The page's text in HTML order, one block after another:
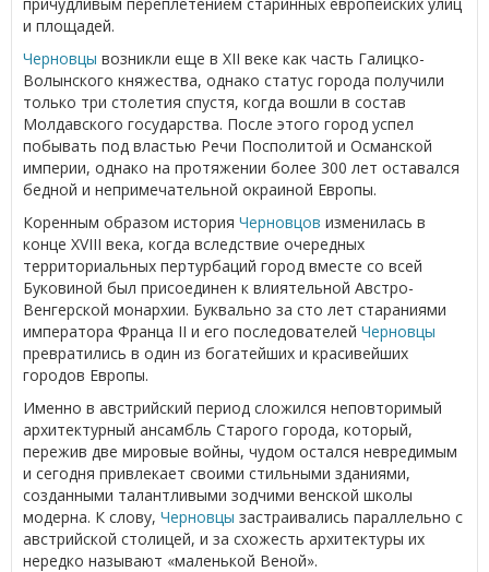
и площадей.
Черновцы возникли еще в XII веке как часть Галицко-
Волынского княжества, однако статус города получили
только три столетия спустя, когда вошли в состав
Молдавского государства. После этого город успел
побывать под властью Речи Посполитой и Османской
империи, однако на протяжении более 300 лет оставался
бедной и непримечательной окраиной Европы.
Коренным образом история Черновцов изменилась в
конце XVIII века, когда вследствие очередных
территориальных пертурбаций город вместе со всей
Буковиной был присоединен к влиятельной Австро-
Венгерской монархии. Буквально за сто лет стараниями
императора Франца ІІ и его последователей Черновцы
превратились в один из богатейших и красивейших
городов Европы.
Именно в австрийский период сложился неповторимый
архитектурный ансамбль Старого города, который,
пережив две мировые войны, чудом остался невредимым
и сегодня привлекает своими стильными зданиями,
созданными талантливыми зодчими венской школы
модерна. К слову, Черновцы застраивались параллельно с
австрийской столицей, и за схожесть архитектуры их
нередко называют «маленькой Веной».